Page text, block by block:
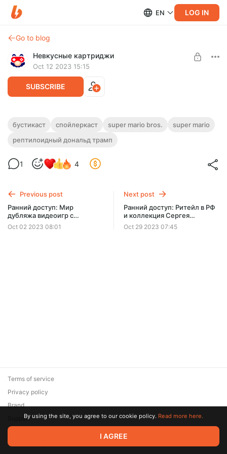
EN LOG IN
Go to blog
Невкусные картриджи
Oct 12 2023 15:15
SUBSCRIBE
Спойлеркаст: Super Mario Bros. (1993)
В этом долгожданном эксклюзивном выпуске подкаста
экранизацию Super Mario Bros. 1993 года
Level required:
бустикаст спойлеркаст super mario bros.
super mario
рептилоидный дональд трамп
1 4
Previous post
Ранний доступ: Мир
дубляжа видеоигр с
Николаем Быстровым
Oct 02 2023 08:01
Next post
Ранний доступ: Ритейл в РФ
и коллекция Сергея
Епишина
Oct 29 2023 07:45
© 2026 Zaya Solutions Limited. All rights reserved. All trademarks
are the property of their respective owners.
Terms of service
Privacy policy
Brand
SupportBy using the site, you agree to our cookie policy. Read more here.
I AGREE